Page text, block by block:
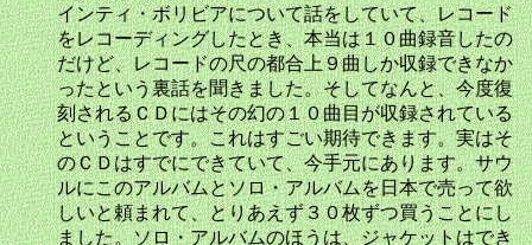
インティ・ボリビアについて話をしていて、レコード
をレコーディングしたとき、本当は１０曲録音したの
だけど、レコードの尺の都合上９曲しか収録できなか
ったという裏話を聞きました。そしてなんと、今度復
刻されるＣＤにはその幻の１０曲目が収録されている
ということです。これはすごい期待できます。実はそ
のＣＤはすでにできていて、今手元にあります。サウ
ルにこのアルバムとソロ・アルバムを日本で売って欲
しいと頼まれて、とりあえず３０枚ずつ買うことにし
ました。ソロ・アルバムのほうは、ジャケットはでき